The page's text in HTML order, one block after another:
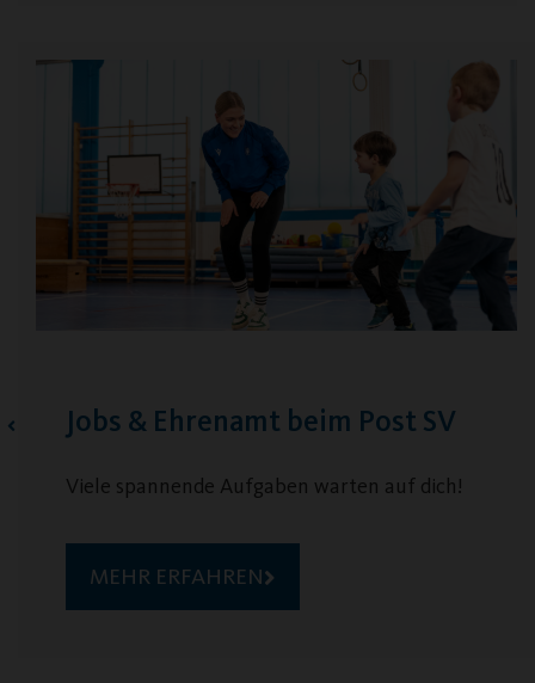
Jobs & Ehrenamt beim Post SV
Viele spannende Aufgaben warten auf dich!
MEHR ERFAHREN